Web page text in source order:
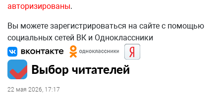
авторизированы.
Вы можете зарегистрироваться на сайте с помощью
социальных сетей ВК и Одноклассники
Выбор читателей
22 мая 2026, 17:17